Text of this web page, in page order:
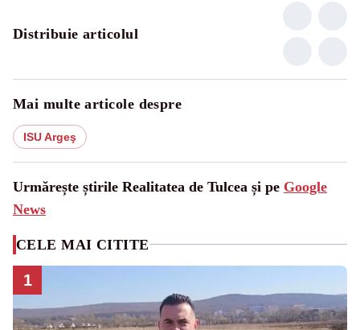
Distribuie articolul
Mai multe articole despre
ISU Argeş
Urmărește știrile Realitatea de Tulcea și pe Google
News
CELE MAI CITITE
1